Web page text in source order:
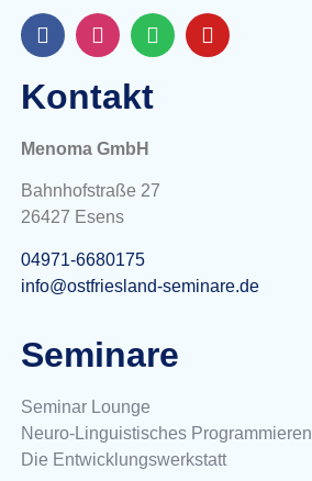
Kontakt
Menoma GmbH
Bahnhofstraße 27
26427 Esens
04971-6680175
info@ostfriesland-seminare.de
Seminare
Seminar Lounge
Neuro-Linguistisches Programmieren
Die Entwicklungswerkstatt